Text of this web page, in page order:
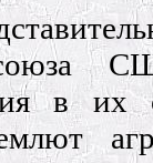
союза
в их